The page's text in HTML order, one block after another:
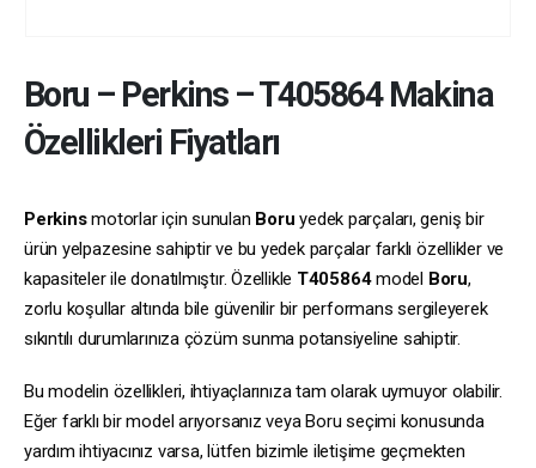
Boru – Perkins–T405864Makina
Özellikleri Fiyatları
Perkinsmotorlar için sunulan Boru yedek parçaları, geniş bir
ürün yelpazesine sahiptir ve bu yedek parçalar farklı özellikler ve
kapasiteler ile donatılmıştır. Özellikle T405864model Boru,
zorlu koşullar altında bile güvenilir bir performans sergileyerek
sıkıntılı durumlarınıza çözüm sunma potansiyeline sahiptir.
Bu modelin özellikleri, ihtiyaçlarınıza tam olarak uymuyor olabilir.
Eğer farklı bir model arıyorsanız veya Boru seçimi konusunda
yardım ihtiyacınız varsa, lütfen bizimle iletişime geçmekten